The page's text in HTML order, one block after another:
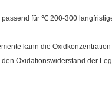
für ℃ 200-300
kann die
Oxidationswiderstand der